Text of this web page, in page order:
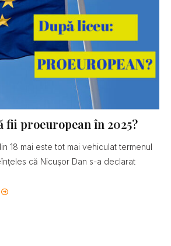
fii proeuropean în 2025?
18 mai este tot mai vehiculat termenul
că Nicuşor Dan s-a declarat